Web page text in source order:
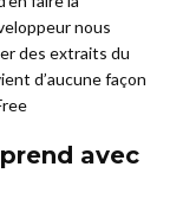
nous
des extraits du
d’aucune façon
avec